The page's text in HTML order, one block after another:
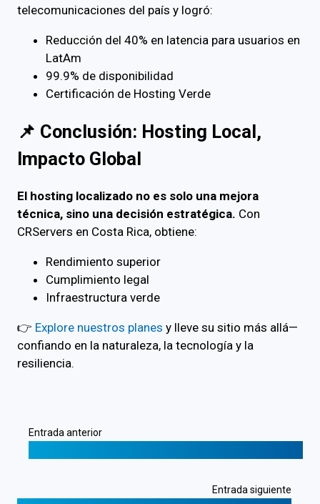
telecomunicaciones del país y logró:
Reducción del 40% en latencia para usuarios en
LatAm
99.9% de disponibilidad
Certificación de Hosting Verde
📌 Conclusión: Hosting Local,
Impacto Global
El hosting localizado no es solo una mejora
técnica, sino una decisión estratégica. Con
CRServers en Costa Rica, obtiene:
Rendimiento superior
Cumplimiento legal
Infraestructura verde
👉 Explore nuestros planes y lleve su sitio más allá—
confiando en la naturaleza, la tecnología y la
resiliencia.
Entrada anterior
Entrada siguiente